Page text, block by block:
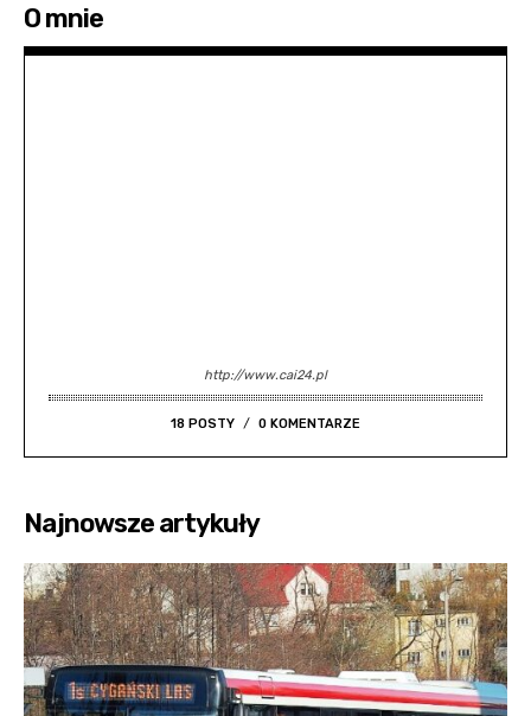
O mnie
http://www.cai24.pl
18 POSTY 0 KOMENTARZE
Najnowsze artykuły